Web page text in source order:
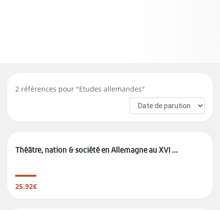
2 références pour "Etudes allemandes"
Théâtre, nation & société en Allemagne au XVI ...
25.92€